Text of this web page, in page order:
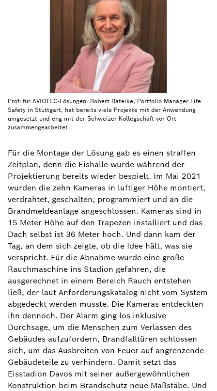
Für die Montage der Lösung gab es einen straffen
Zeitplan, denn die Eishalle wurde während der
Projektierung bereits wieder bespielt. Im Mai 2021
wurden die zehn Kameras in luftiger Höhe montiert,
verdrahtet, geschalten, programmiert und an die
Brandmeldeanlage angeschlossen. Kameras sind in
15 Meter Höhe auf den Trapezen installiert und das
Dach selbst ist 36 Meter hoch. Und dann kam der
Tag, an dem sich zeigte, ob die Idee hält, was sie
verspricht. Für die Abnahme wurde eine große
Rauchmaschine ins Stadion gefahren, die
ausgerechnet in einem Bereich Rauch entstehen
ließ, der laut Anforderungskatalog nicht vom System
abgedeckt werden musste. Die Kameras entdeckten
ihn dennoch. Der Alarm ging los inklusive
Durchsage, um die Menschen zum Verlassen des
Gebäudes aufzufordern, Brandfalltüren schlossen
sich, um das Ausbreiten von Feuer auf angrenzende
Gebäudeteile zu verhindern. Damit setzt das
Eisstadion Davos mit seiner außergewöhnlichen
Konstruktion beim Brandschutz neue Maßstäbe. Und
Profi für AVIOTEC-Lösungen: Robert Rateike, Portfolio Manager Life
Safety in Stuttgart, hat bereits viele Projekte mit der Anwendung
umgesetzt und eng mit der Schweizer Kollegschaft vor Ort
zusammengearbeitet